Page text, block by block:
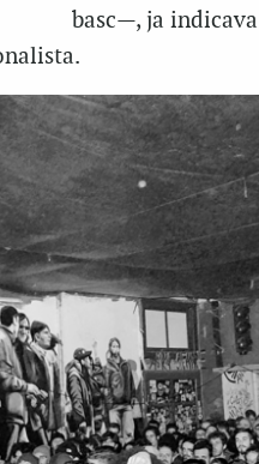
basc—, ja